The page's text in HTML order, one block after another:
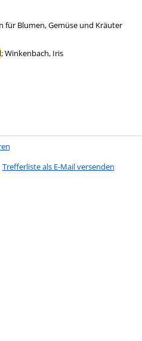
für Blumen, Gemüse und Kräuter
;Winkenbach, Iris
Trefferliste als E-Mail versenden